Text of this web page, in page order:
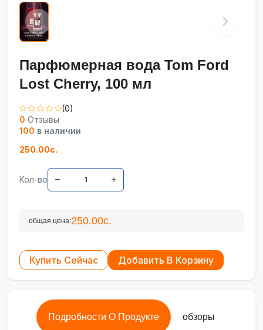
Парфюмерная вода Tom Ford
Lost Cherry, 100 мл
(0)
0 Отзывы
100 в наличии
250.00с.
Кол-во
общая цена:250.00с.
Купить Сейчас Добавить В Корзину
Подробности О Продукте обзоры